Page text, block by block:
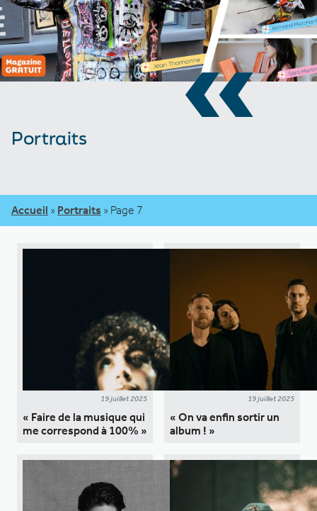
«
Portraits
Accueil » Portraits » Page 7
19 juillet 2025
« Faire de la musique qui
me correspond à 100% »
19 juillet 2025
« On va enfin sortir un
album ! »